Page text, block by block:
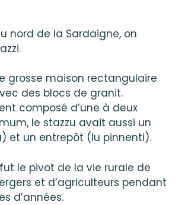
nord de la Sardaigne, on
grosse maison rectangulaire
des blocs de granit.
composé d’une à deux
le stazzu avait aussi un
et un entrepôt (lu pinnenti).
le pivot de la vie rurale de
et d’agriculteurs pendant
d’années.